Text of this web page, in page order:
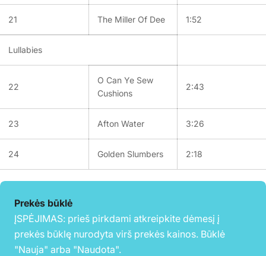
21 The Miller Of Dee 1:52
Lullabies
22
O Can Ye Sew
Cushions
2:43
23 Afton Water 3:26
24 Golden Slumbers 2:18
Prekės būklė
ĮSPĖJIMAS: prieš pirkdami atkreipkite dėmesį į
prekės būklę nurodyta virš prekės kainos. Būklė
"Nauja" arba "Naudota".